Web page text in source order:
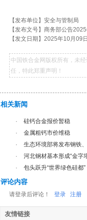
【发布单位】安全与管制局
【发布文号】商务部公告
【发文日期】2025年10月09日
中国铁合金网版权所有，未
任，特此郑重声明！
相关新闻
· 硅钙合金报价暂稳
·
金属粗钙市价维稳
·
生态环境部将发布钢铁
·
河北钢材基本形成“金字
·
包头跃升“世界绿色硅都
评论内容
请登录后评论！ 登录 注册
友情链接